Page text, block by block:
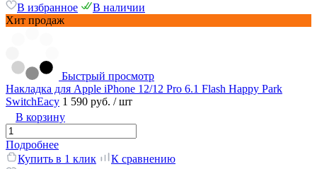
В избранное
В наличии
Хит продаж
Быстрый просмотр
Накладка для Apple iPhone 12/12 Pro 6.1 Flash Happy Park
SwitchEacy 1 590 руб. / шт
В корзину
Подробнее
Купить в 1 клик
К сравнению